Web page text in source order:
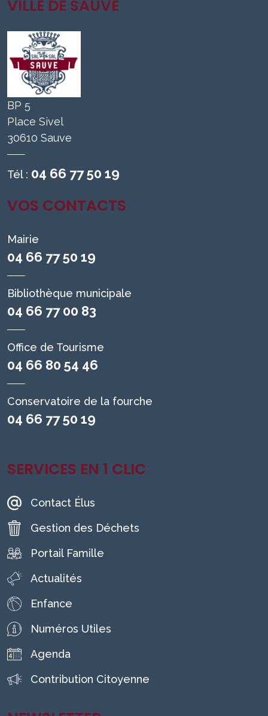
VILLE DE SAUVE
BP 5
Place Sivel
30610 Sauve
Tél : 04 66 77 50 19
VOS CONTACTS
Mairie
04 66 77 50 19
Bibliothèque municipale
04 66 77 00 83
Office de Tourisme
04 66 80 54 46
Conservatoire de la fourche
04 66 77 50 19
SERVICES EN 1 CLIC
Contact Élus
Gestion des Déchets
Portail Famille
Actualités
Enfance
Numéros Utiles
Agenda
Contribution Citoyenne